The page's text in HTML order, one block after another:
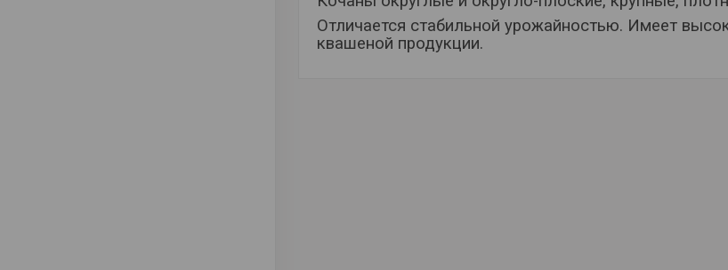
Отличается стабильной урожайностью. Имеет
квашеной продукции.